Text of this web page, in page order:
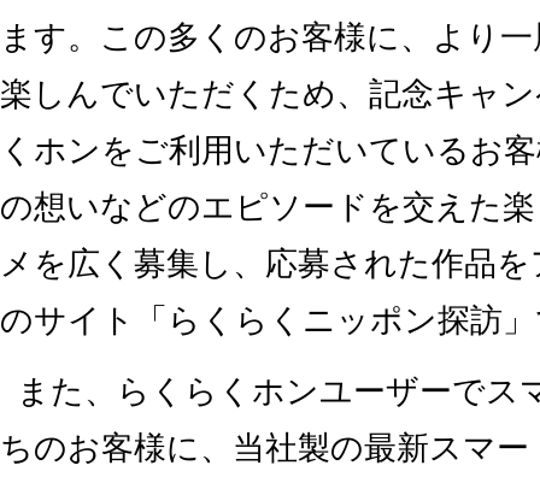
ます。この多くのお客様に、より
楽しんでいただくため、記念キャ
くホンをご利用いただいているお
の想いなどのエピソードを交えた
メを広く募集し、応募された作品
のサイト「らくらくニッポン探訪
また、らくらくホンユーザーでス
ちのお客様に、当社製の最新スマ